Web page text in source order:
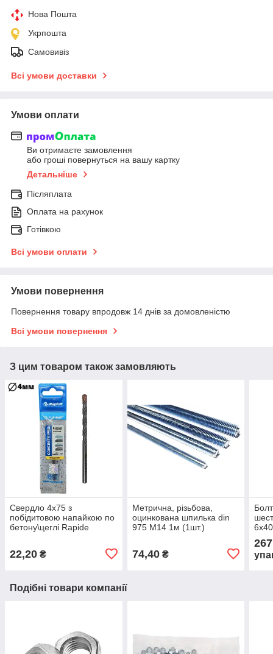
Нова Пошта
Укрпошта
Самовивіз
Всі умови доставки
Умови оплати
Ви отримаєте замовлення
або гроші повернуться на вашу картку
Детальніше
Післяплата
Оплата на рахунок
Готівкою
Всі умови оплати
Умови повернення
Повернення товару впродовж 14 днів за домовленістю
Всі умови повернення
З цим товаром також замовляють
Свердло 4х75 з
побідитовою напайкою по
бетону\цеглі Rapide
22,20 ₴
Метрична, різьбова,
оцинкована шпилька din
975 М14 1м (1шт.)
74,40₴
Подібні товари компанії